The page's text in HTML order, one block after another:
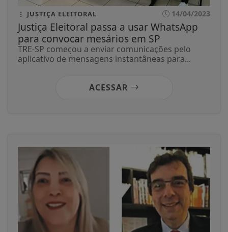
JUSTIÇA ELEITORAL 14/04/2023
Justiça Eleitoral passa a usar WhatsApp
para convocar mesários em SP
TRE-SP começou a enviar comunicações pelo
aplicativo de mensagens instantâneas para...
ACESSAR